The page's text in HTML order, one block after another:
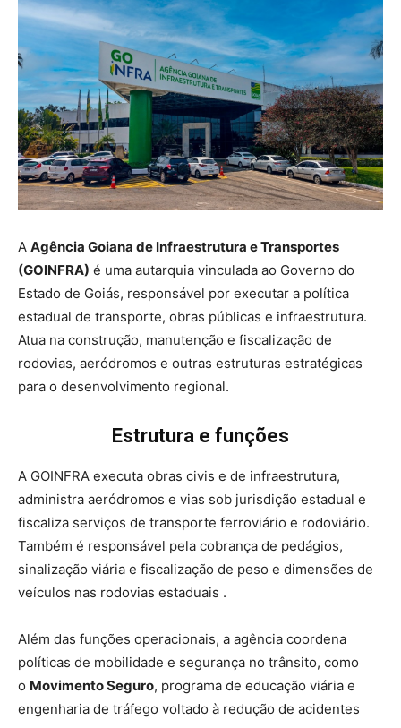
A Agência Goiana de Infraestrutura e Transportes
(GOINFRA) é uma autarquia vinculada ao Governo do
Estado de Goiás, responsável por executar a política
estadual de transporte, obras públicas e infraestrutura.
Atua na construção, manutenção e fiscalização de
rodovias, aeródromos e outras estruturas estratégicas
para o desenvolvimento regional.
Estrutura e funções
A GOINFRA executa obras civis e de infraestrutura,
administra aeródromos e vias sob jurisdição estadual e
fiscaliza serviços de transporte ferroviário e rodoviário.
Também é responsável pela cobrança de pedágios,
sinalização viária e fiscalização de peso e dimensões de
veículos nas rodovias estaduais .
Além das funções operacionais, a agência coordena
políticas de mobilidade e segurança no trânsito, como
o Movimento Seguro, programa de educação viária e
engenharia de tráfego voltado à redução de acidentes